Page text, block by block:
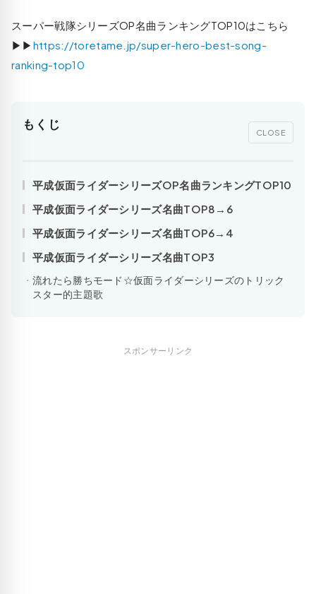
スーパー戦隊シリーズOP名曲ランキングTOP10はこちら
▶▶ https://toretame.jp/super-hero-best-song-
ranking-top10
もくじ
CLOSE
平成仮面ライダーシリーズOP名曲ランキングTOP10
平成仮面ライダーシリーズ名曲TOP8→6
平成仮面ライダーシリーズ名曲TOP6→4
平成仮面ライダーシリーズ名曲TOP3
流れたら勝ちモード☆仮面ライダーシリーズのトリック
スター的主題歌
スポンサーリンク